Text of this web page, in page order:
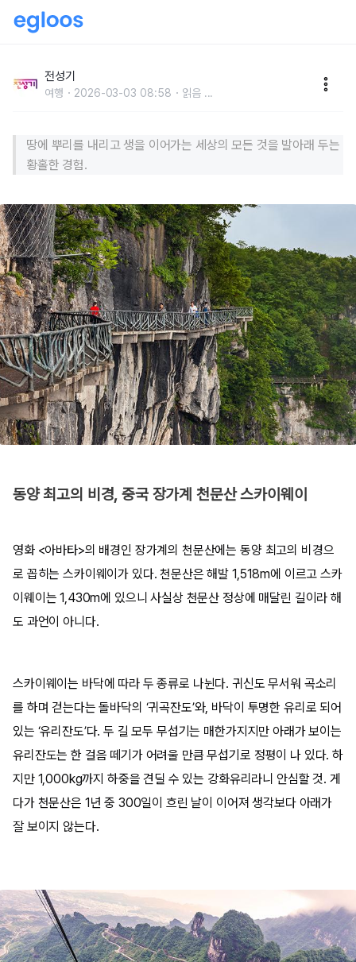
전성기
여행 2026-03-03 08:58 읽음 ...
땅에 뿌리를 내리고 생을 이어가는 세상의 모든 것을 발아래 두는
황홀한 경험.
동양 최고의 비경, 중국 장가계 천문산 스카이웨이
영화 <아바타>의 배경인 장가계의 천문산에는 동양 최고의 비경으
로 꼽히는 스카이웨이가 있다. 천문산은 해발 1,518m에 이르고 스카
이웨이는 1,430m에 있으니 사실상 천문산 정상에 매달린 길이라 해
도 과언이 아니다.
스카이웨이는 바닥에 따라 두 종류로 나뉜다. 귀신도 무서워 곡소리
를 하며 걷는다는 돌바닥의 ‘귀곡잔도’와, 바닥이 투명한 유리로 되어
있는 ‘유리잔도’다. 두 길 모두 무섭기는 매한가지지만 아래가 보이는
유리잔도는 한 걸음 떼기가 어려울 만큼 무섭기로 정평이 나 있다. 하
지만 1,000kg까지 하중을 견딜 수 있는 강화유리라니 안심할 것. 게
다가 천문산은 1년 중 300일이 흐린 날이 이어져 생각보다 아래가
잘 보이지 않는다.